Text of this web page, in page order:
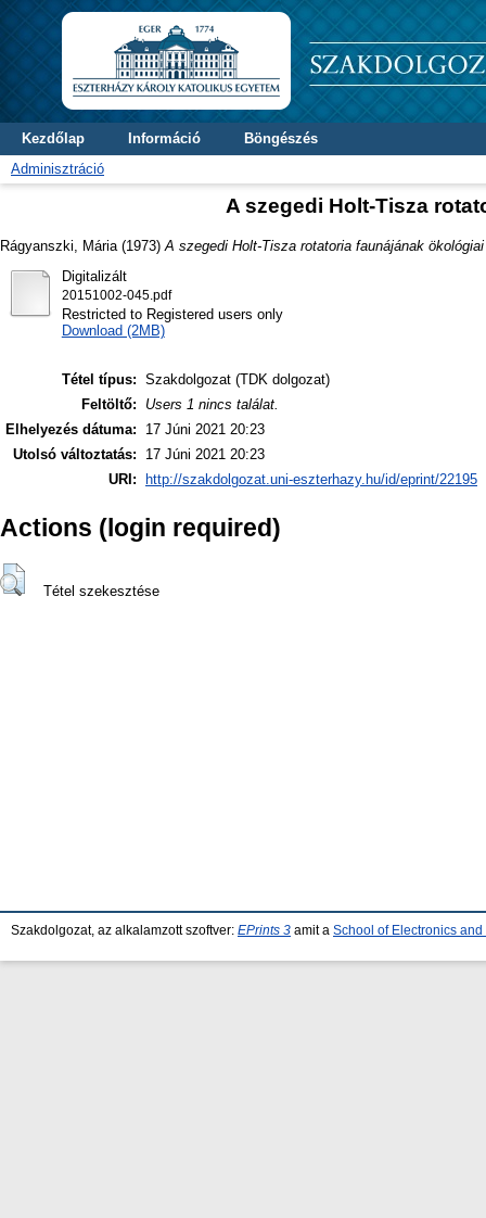
Kezdőlap Információ
Böngészés
Adminisztráció
A szegedi Holt-Tisza
Rágyanszki, Mária (1973) A szegedi Holt-Tisza rotatoria faunájának
Digitalizált
20151002-045.pdf
Restricted to Registered users only
Download (2MB)
Tétel típus: Szakdolgozat (TDK dolgozat)
Feltöltő:
Users 1 nincs találat.
Elhelyezés dátuma:
17 Júni 2021 20:23
Utolsó változtatás:
17 Júni 2021 20:23
URI:
http://szakdolgozat.uni-eszterhazy.hu/id/eprint/22195
Actions (login required)
Tétel szekesztése
Szakdolgozat, az alkalamzott szoftver: EPrints 3 amit a School of Electronics